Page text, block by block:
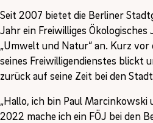
Seit 2007 bietet die Berliner
Jahr ein Freiwilliges Ökologisches
„Umwelt und Natur“ an. Kurz vor
seines Freiwilligendienstes blickt
zurück auf seine Zeit bei den
„Hallo, ich bin Paul Marcinkowski
2022 mache ich ein FÖJ bei den